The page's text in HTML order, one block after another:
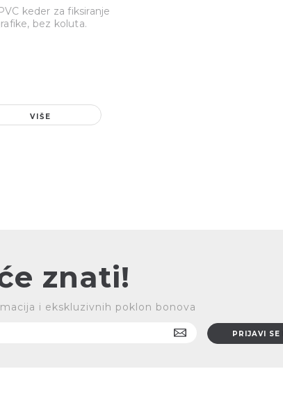
keder za fiksiranje
bez koluta.
VIŠE
znati!
i ekskluzivnih poklon bonova